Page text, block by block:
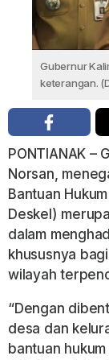
Gubernur
keterangan.
PONTIANAK –
Norsan,
Bantuan
Deskel)
dalam
khususnya
wilayah
“Dengan
desa dan
bantuan